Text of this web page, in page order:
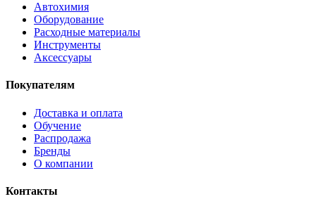
Автохимия
Оборудование
Расходные материалы
Инструменты
Аксессуары
Покупателям
Доставка и оплата
Обучение
Распродажа
Бренды
О компании
Контакты